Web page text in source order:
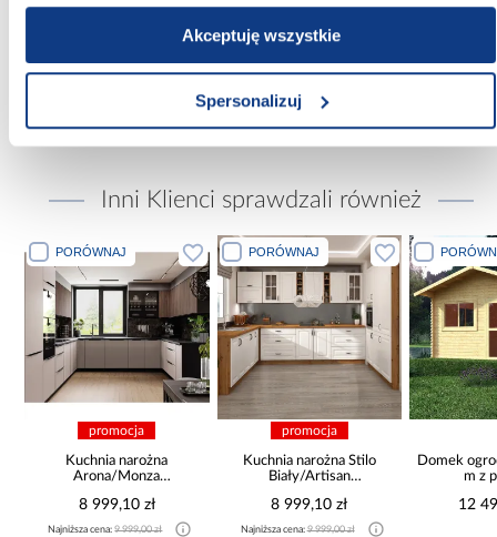
Akceptuję wszystkie
Spersonalizuj
Tak
Inni Klienci sprawdzali również
PORÓWNAJ
promocja
Kuchnia narożna
Arona/Monza
8 999,10 zł
Najniższa cena:9 999,00 zł
PORÓWNAJ
promocja
Kuchnia narożna Stilo
Biały/Artisan
8 999,10 zł
Najniższa cena:9 999,00 zł
Domek
m z
12